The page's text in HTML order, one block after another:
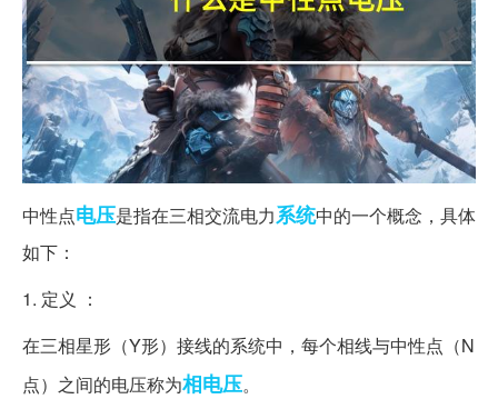
中性点电压是指在三相交流电力系统中的一个概念，具体
如下：
1. 定义 ：
在三相星形（Y形）接线的系统中，每个相线与中性点（N
点）之间的电压称为相电压。